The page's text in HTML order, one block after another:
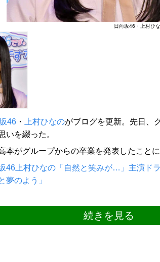
日向坂46・上村ひ
46 ・ 上村ひなのがブログを更新。先日、
いを綴った。
本がグループからの卒業を発表したこと
46上村ひなの「自然と笑みが…」主演ド
夢のよう」
続きを見る